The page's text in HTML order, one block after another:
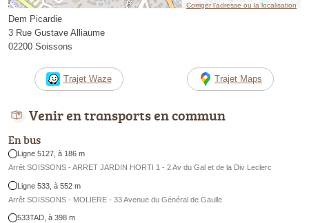
Corriger l’adresse ou la localisation
Dem Picardie
3 Rue Gustave Alliaume
02200 Soissons
Trajet Waze Trajet Maps
Venir en transports en commun
En bus
Ligne 5127, à 186 m
Arrêt SOISSONS - ARRET JARDIN HORTI 1 - 2 Av du Gal et de la Div Leclerc
Ligne 533, à 552 m
Arrêt SOISSONS - MOLIERE - 33 Avenue du Général de Gaulle
533TAD, à 398 m